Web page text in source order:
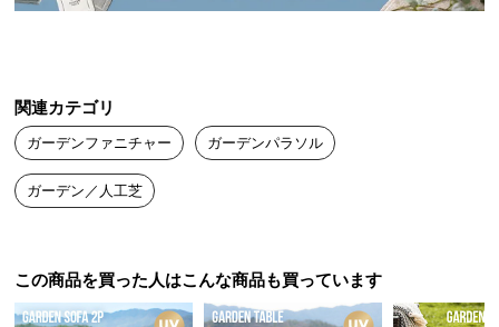
い
て
品
の
関連カテゴリ
ガーデンファニチャー ガーデンパラソル
ガーデン／人工芝
この商品を買った人はこんな商品も買っています